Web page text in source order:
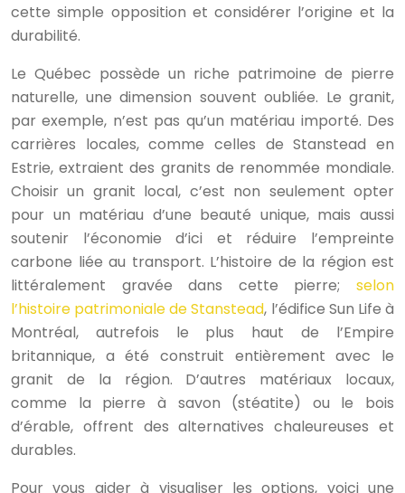
cette simple opposition et considérer l’origine et la
durabilité.
Le Québec possède un riche patrimoine de pierre
naturelle, une dimension souvent oubliée. Le granit,
par exemple, n’est pas qu’un matériau importé. Des
carrières locales, comme celles de Stanstead en
Estrie, extraient des granits de renommée mondiale.
Choisir un granit local, c’est non seulement opter
pour un matériau d’une beauté unique, mais aussi
soutenir l’économie d’ici et réduire l’empreinte
carbone liée au transport. L’histoire de la région est
littéralement gravée dans cette pierre; selon
l’histoire patrimoniale de Stanstead, l’édifice Sun Life à
Montréal, autrefois le plus haut de l’Empire
britannique, a été construit entièrement avec le
granit de la région. D’autres matériaux locaux,
comme la pierre à savon (stéatite) ou le bois
d’érable, offrent des alternatives chaleureuses et
durables.
Pour vous aider à visualiser les options, voici une